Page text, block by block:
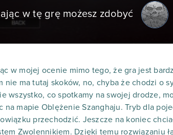
w tę grę możesz zdobyć
w mojej ocenie mimo tego, że gra jest
nie ma tutaj skoków, no, chyba że chodzi o
wszystko, co spotkamy na swojej drodze,
na mapie Oblężenie Szanghaju. Tryb dla
przechodzić. Jeszcze na koniec
Zwolennikiem. Dzięki temu rozwiązaniu